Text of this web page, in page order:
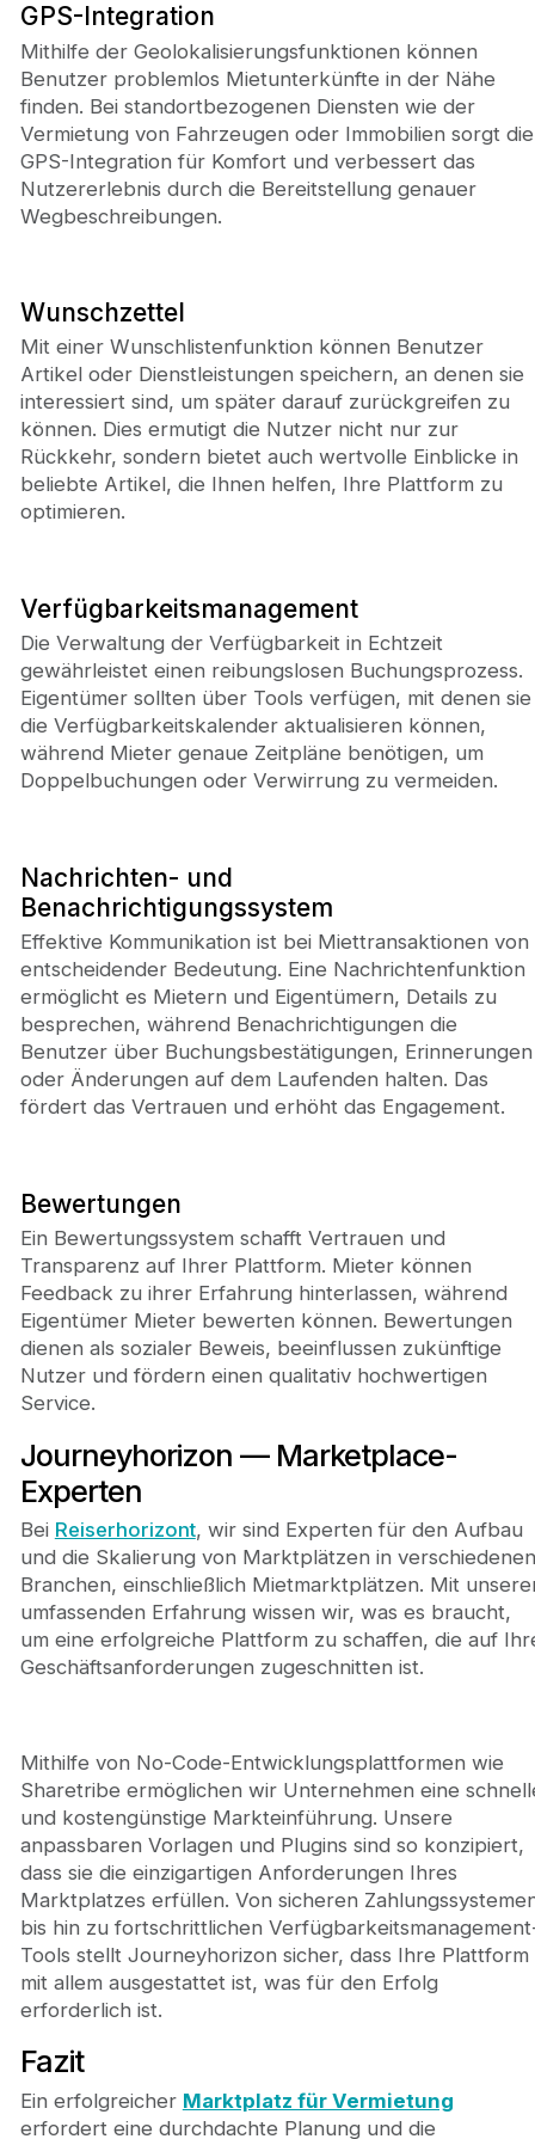
GPS-Integration
Mithilfe der Geolokalisierungsfunktionen können
Benutzer problemlos Mietunterkünfte in der Nähe
finden. Bei standortbezogenen Diensten wie der
Vermietung von Fahrzeugen oder Immobilien sorgt die
GPS-Integration für Komfort und verbessert das
Nutzererlebnis durch die Bereitstellung genauer
Wegbeschreibungen.
Wunschzettel
Mit einer Wunschlistenfunktion können Benutzer
Artikel oder Dienstleistungen speichern, an denen sie
interessiert sind, um später darauf zurückgreifen zu
können. Dies ermutigt die Nutzer nicht nur zur
Rückkehr, sondern bietet auch wertvolle Einblicke in
beliebte Artikel, die Ihnen helfen, Ihre Plattform zu
optimieren.
Verfügbarkeitsmanagement
Die Verwaltung der Verfügbarkeit in Echtzeit
gewährleistet einen reibungslosen Buchungsprozess.
Eigentümer sollten über Tools verfügen, mit denen sie
die Verfügbarkeitskalender aktualisieren können,
während Mieter genaue Zeitpläne benötigen, um
Doppelbuchungen oder Verwirrung zu vermeiden.
Nachrichten- und
Benachrichtigungssystem
Effektive Kommunikation ist bei Miettransaktionen von
entscheidender Bedeutung. Eine Nachrichtenfunktion
ermöglicht es Mietern und Eigentümern, Details zu
besprechen, während Benachrichtigungen die
Benutzer über Buchungsbestätigungen, Erinnerungen
oder Änderungen auf dem Laufenden halten. Das
fördert das Vertrauen und erhöht das Engagement.
Bewertungen
Ein Bewertungssystem schafft Vertrauen und
Transparenz auf Ihrer Plattform. Mieter können
Feedback zu ihrer Erfahrung hinterlassen, während
Eigentümer Mieter bewerten können. Bewertungen
dienen als sozialer Beweis, beeinflussen zukünftige
Nutzer und fördern einen qualitativ hochwertigen
Service.
Journeyhorizon — Marketplace-
Experten
Bei Reiserhorizont, wir sind Experten für den Aufbau
und die Skalierung von Marktplätzen in verschiedenen
Branchen, einschließlich Mietmarktplätzen. Mit
umfassenden Erfahrung wissen wir, was es braucht,
um eine erfolgreiche Plattform zu schaffen, die auf
Geschäftsanforderungen zugeschnitten ist.
Mithilfe von No-Code-Entwicklungsplattformen wie
Sharetribe ermöglichen wir Unternehmen eine
und kostengünstige Markteinführung. Unsere
anpassbaren Vorlagen und Plugins sind so konzipiert,
dass sie die einzigartigen Anforderungen Ihres
Marktplatzes erfüllen. Von sicheren
bis hin zu fortschrittlichen
Tools stellt Journeyhorizon sicher, dass Ihre Plattform
mit allem ausgestattet ist, was für den Erfolg
erforderlich ist.
Fazit
Ein erfolgreicher Marktplatz für Vermietung
erfordert eine durchdachte Planung und die